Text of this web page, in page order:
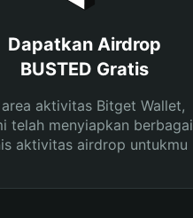
Dapatkan Airdrop
BUSTED Gratis
aktivitas Bitget Wallet,
telah menyiapkan berbagai
aktivitas airdrop untukmu